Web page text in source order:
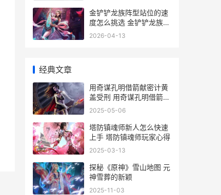
金铲铲龙族阵型站位的速
度怎么挑选 金铲铲龙族阵
容
2026-04-13
经典文章
用奇谋孔明借箭献密计黄
盖受刑 用奇谋孔明借箭读
书笔记
2025-05-06
塔防镇魂师新人怎么快速
上手 塔防镇魂师玩家心得
2025-03-13
探秘《原神》雪山地图 元
神雪葬的新颖
2025-11-03